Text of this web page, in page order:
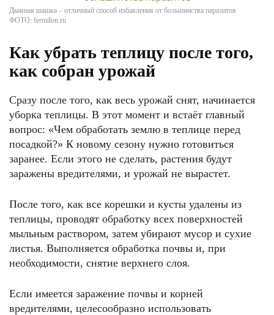
Дымная шашка – отличный способ избавления от большинства паразитов
ФОТО: fermilon.ru
Как убрать теплицу после того,
как собран урожай
Сразу после того, как весь урожай снят, начинается
уборка теплицы. В этот момент и встаёт главный
вопрос: «Чем обработать землю в теплице перед
посадкой?» К новому сезону нужно готовиться
заранее. Если этого не сделать, растения будут
заражены вредителями, и урожай не вырастет.
После того, как все корешки и кусты удалены из
теплицы, проводят обработку всех поверхностей
мыльным раствором, затем убирают мусор и сухие
листья. Выполняется обработка почвы и, при
необходимости, снятие верхнего слоя.
Если имеется заражение почвы и корней
вредителями, целесообразно использовать